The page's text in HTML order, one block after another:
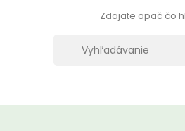
Zdajate opač čo